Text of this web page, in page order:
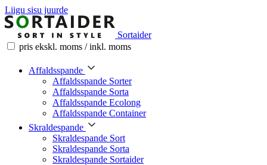
Liigu sisu juurde
Sortaider
pris ekskl. moms / inkl. moms
Affaldsspande
Affaldsspande Sorter
Affaldsspande Sorta
Affaldsspande Ecolong
Affaldsspande Container
Skraldespande
Skraldespande Sort
Skraldespande Sorta
Skraldespande Sortaider